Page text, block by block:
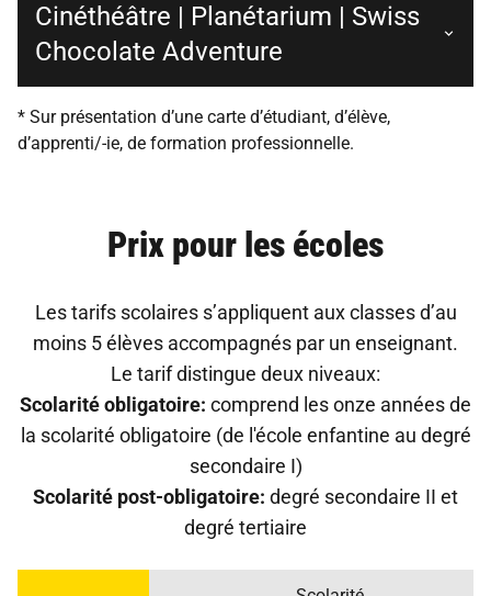
Cinéthéâtre | Planétarium | Swiss
Chocolate Adventure
* Sur présentation d’une carte d’étudiant, d’élève,
d’apprenti/-ie, de formation professionnelle.
Prix pour les écoles
Les tarifs scolaires s’appliquent aux classes d’au
moins 5 élèves accompagnés par un enseignant.
Le tarif distingue deux niveaux:
Scolarité obligatoire: comprend les onze années de
la scolarité obligatoire (de l'école enfantine au degré
secondaire I)
Scolarité post-obligatoire: degré secondaire II et
degré tertiaire